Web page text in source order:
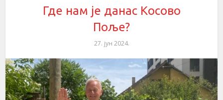
Где нам је данас Косово
Поље?
27. јун 2024.